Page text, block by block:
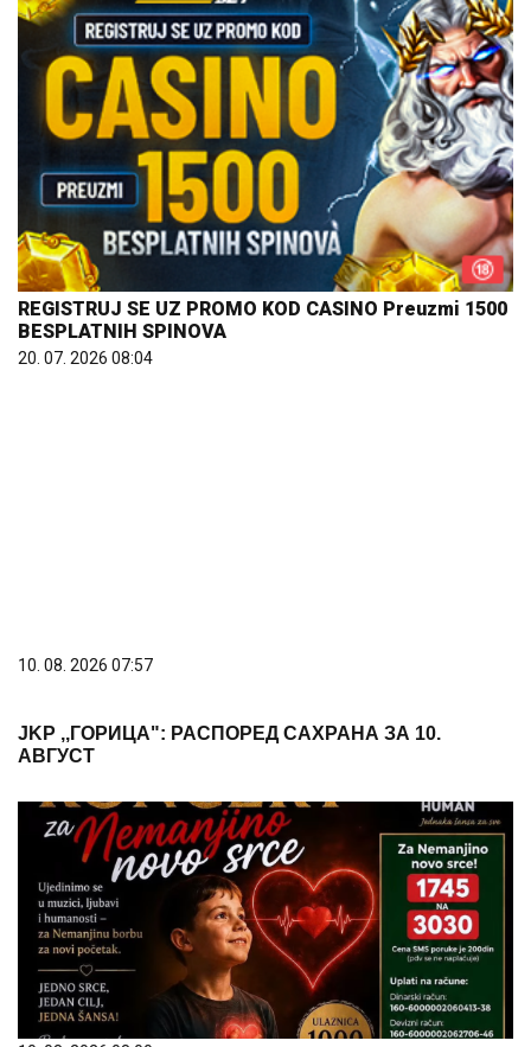
REGISTRUJ SE UZ PROMO KOD CASINO Preuzmi 1500
BESPLATNIH SPINOVA
20. 07. 2026 08:04
10. 08. 2026 07:57
ЈKP ,,ГОРИЦА": РАСПОРЕД САХРАНА ЗА 10.
АВГУСТ